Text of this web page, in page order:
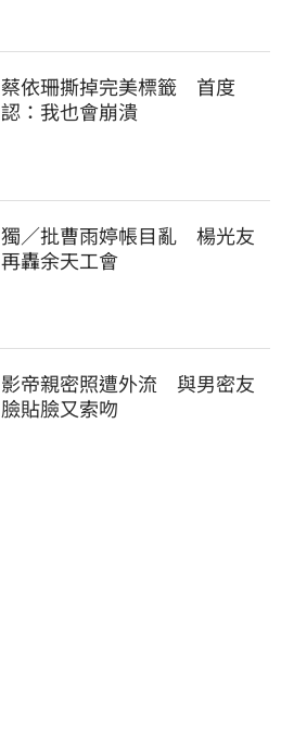
蔡依珊撕掉完美標籤　首度
認：我也會崩潰
獨／批曹雨婷帳目亂　楊光友
再轟余天工會
影帝親密照遭外流　與男密友
臉貼臉又索吻